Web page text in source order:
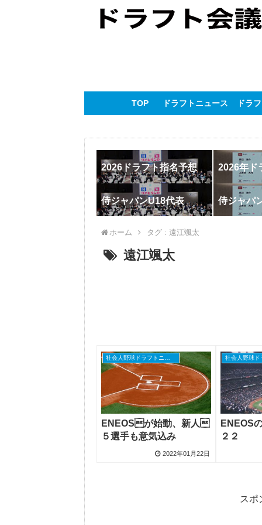
TOP ドラフトニュース ドラ
2026ドラフト指名予想 2026年ド
侍ジャパンU18代表 侍ジャパ
ホーム タグ : 遠江颯太
遠江颯太
ENEOSが始動、新人
５選手も意気込み
2022年01月22日
ENEOS
２２
スポ